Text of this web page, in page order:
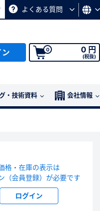
よくある質問
ン 0 0 円
(税抜)
・技術資料 会社情報
格・在庫の表示は
（会員登録）が必要です
ログイン
い